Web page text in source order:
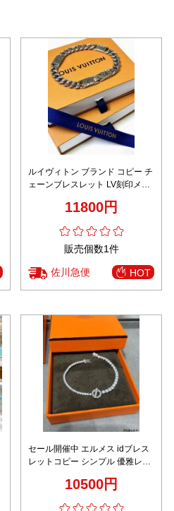
ルイヴィトン ブランド コピー チ
ェーンブレスレット LV刻印メタ
11800円
販売個数1件
佐川急便 HOT
セール開催中 エルメス idブレス
レットコピー シンプル 優雅レデ
10500円